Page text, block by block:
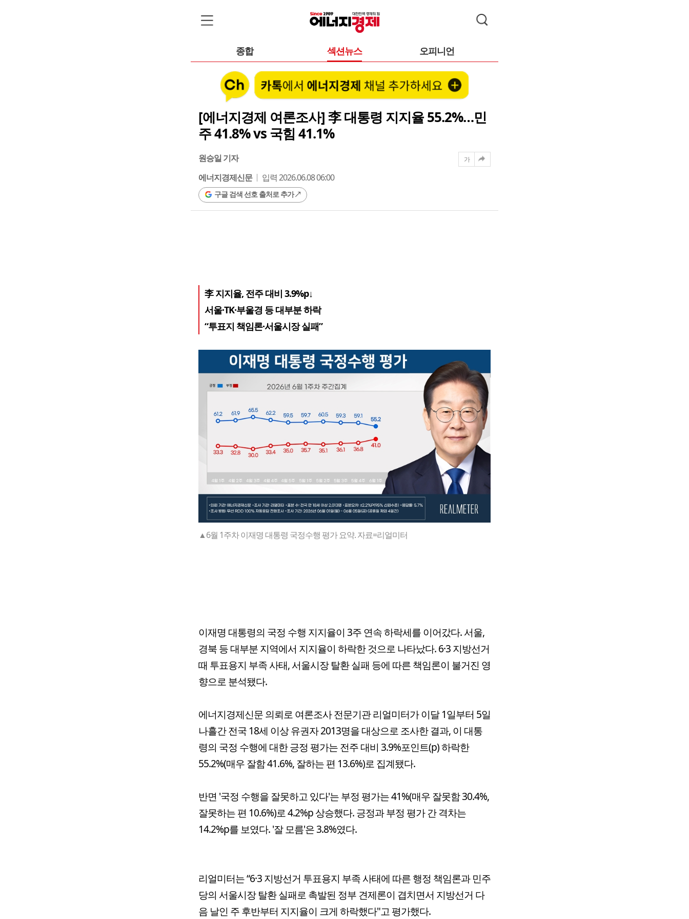
종합 섹션뉴스 오피니언
[에너지경제 여론조사] 李 대통령 지지율 55.2%…민
주 41.8% vs 국힘 41.1%
원승일 기자
에너지경제신문
입력 2026.06.08 06:00
구글 검색 선호 출처로 추가
가
李 지지율, 전주 대비 3.9%p↓
서울·TK·부울경 등 대부분 하락
“투표지 책임론·서울시장 실패”
▲6월 1주차 이재명 대통령 국정수행 평가 요약. 자료=리얼미터
이재명 대통령의 국정 수행 지지율이 3주 연속 하락세를 이어갔다. 서울,
경북 등 대부분 지역에서 지지율이 하락한 것으로 나타났다. 6·3 지방선거
때 투표용지 부족 사태, 서울시장 탈환 실패 등에 따른 책임론이 불거진 영
향으로 분석됐다.
에너지경제신문 의뢰로 여론조사 전문기관 리얼미터가 이달 1일부터 5일
나흘간 전국 18세 이상 유권자 2013명을 대상으로 조사한 결과, 이 대통
령의 국정 수행에 대한 긍정 평가는 전주 대비 3.9%포인트(p) 하락한
55.2%(매우 잘함 41.6%, 잘하는 편 13.6%)로 집계됐다.
반면 '국정 수행을 잘못하고 있다'는 부정 평가는 41%(매우 잘못함 30.4%,
잘못하는 편 10.6%)로 4.2%p 상승했다. 긍정과 부정 평가 간 격차는
14.2%p를 보였다. '잘 모름'은 3.8%였다.
리얼미터는 “6·3 지방선거 투표용지 부족 사태에 따른 행정 책임론과 민주
당의 서울시장 탈환 실패로 촉발된 정부 견제론이 겹치면서 지방선거 다
음 날인 주 후반부터 지지율이 크게 하락했다"고 평가했다.